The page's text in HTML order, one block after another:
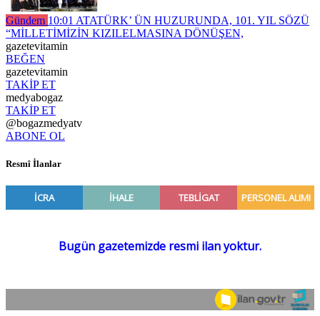
Gündem 10:01 ATATÜRK’ ÜN HUZURUNDA, 101. YIL SÖZÜ
“MİLLETİMİZİN KIZILELMASINA DÖNÜŞEN,
gazetevitamin
BEĞEN
gazetevitamin
TAKİP ET
medyabogaz
TAKİP ET
@bogazmedyatv
ABONE OL
Resmî İlanlar